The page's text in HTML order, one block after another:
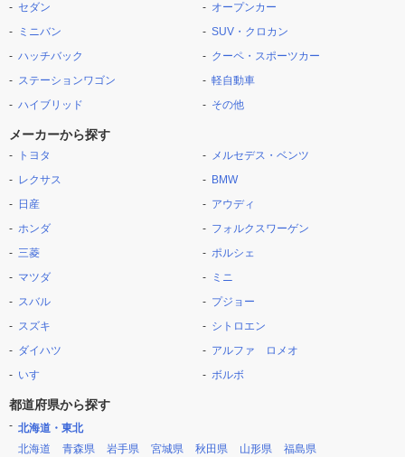
セダン
ミニバン
ハッチバック
ステーションワゴン
ハイブリッド
オープンカー
SUV・クロカン
クーペ・スポーツカー
軽自動車
その他
メーカーから探す
トヨタ
レクサス
日産
ホンダ
三菱
マツダ
スバル
スズキ
ダイハツ
いすゞ
メルセデス・ベンツ
BMW
アウディ
フォルクスワーゲン
ポルシェ
ミニ
プジョー
シトロエン
アルファ ロメオ
ボルボ
都道府県から探す
北海道・東北
北海道
青森県 岩手県 宮城県 秋田県 山形県 福島県